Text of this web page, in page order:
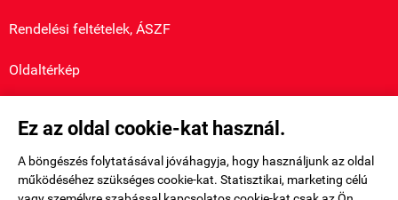
Ez az oldal cookie-kat használ.
A böngészés folytatásával jóváhagyja, hogy használjunk az oldal
működéséhez szükséges cookie-kat. Statisztikai, marketing célú
Rendelési feltételek, ÁSZF
Oldaltérkép
Saját fiók
Bemutatkozás